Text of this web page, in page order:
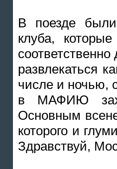
В поезде
клуба,
развлекаться
числе и ночью,
в МАФИЮ
Основным
которого и
Здравствуй,